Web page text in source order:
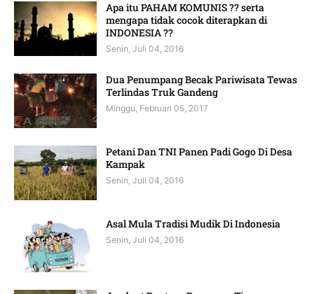
Apa itu PAHAM KOMUNIS ?? serta
mengapa tidak cocok diterapkan di
INDONESIA ??
Senin, Juli 04, 2016
Dua Penumpang Becak Pariwisata Tewas
Terlindas Truk Gandeng
Minggu, Februari 05, 2017
Petani Dan TNI Panen Padi Gogo Di Desa
Kampak
Senin, Juli 04, 2016
Asal Mula Tradisi Mudik Di Indonesia
Senin, Juli 04, 2016